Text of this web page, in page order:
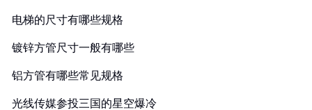
电梯的尺寸有哪些规格
镀锌方管尺寸一般有哪些
铝方管有哪些常见规格
光线传媒参投三国的星空爆冷